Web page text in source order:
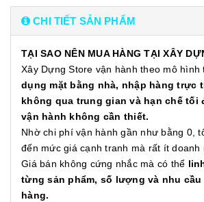
CHI TIẾT SẢN PHẨM
TẠI SAO NÊN MUA HÀNG TẠI XÂY
Xây Dựng Store vận hành theo mô
dụng mặt bằng nhà, nhập hàng trực
không qua trung gian và hạn chế tối
vận hành không cần thiết.
Nhờ chi phí vận hành gần như bằng 0,
đến mức giá cạnh tranh mà rất ít doanh
Giá bán không cứng nhắc mà có thể
từng sản phẩm, số lượng và nhu
hàng.